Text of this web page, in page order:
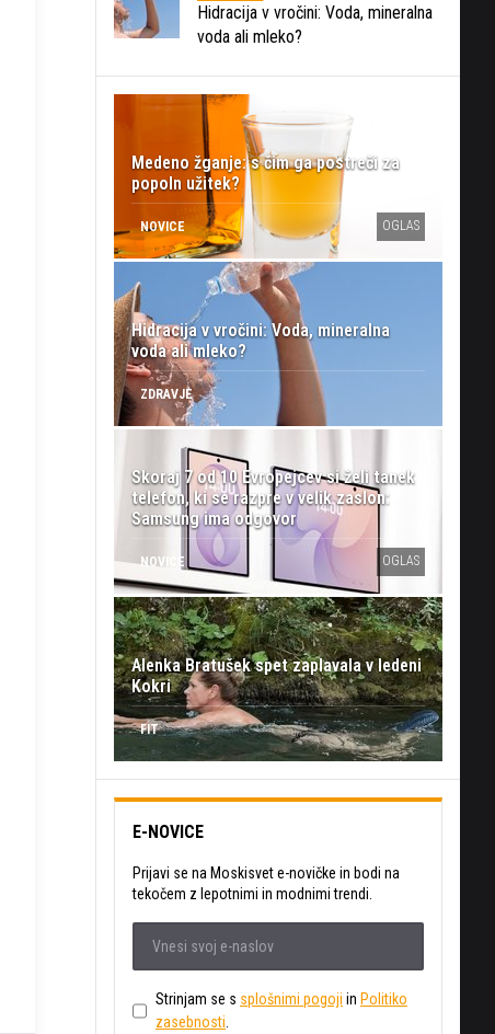
Hidracija v vročini: Voda, mineralna
voda ali mleko?
Medeno žganje: s čim ga postreči za
popoln užitek?
NOVICE OGLAS
Hidracija v vročini: Voda, mineralna
voda ali mleko?
ZDRAVJE
Skoraj 7 od 10 Evropejcev si želi tanek
telefon, ki se razpre v velik zaslon:
Samsung ima odgovor
NOVICE OGLAS
Alenka Bratušek spet zaplavala v ledeni
Kokri
FIT
E-NOVICE
Prijavi se na Moskisvet e-novičke in bodi na
tekočem z lepotnimi in modnimi trendi.
Strinjam se s splošnimi pogoji in Politiko
zasebnosti